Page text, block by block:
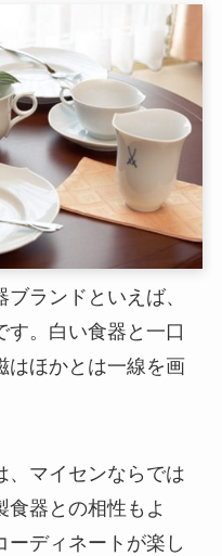
ランドといえば、
す。白い食器と一口
はほかとは一線を画
、マイセンならでは
器との相性もよ
ーディネートが楽し